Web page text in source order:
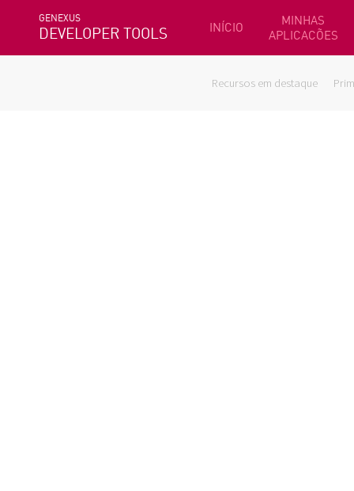
GENEXUS
DEVELOPER TOOLS INÍCIO
MINHAS
APLICACÕES
Recursos em destaque